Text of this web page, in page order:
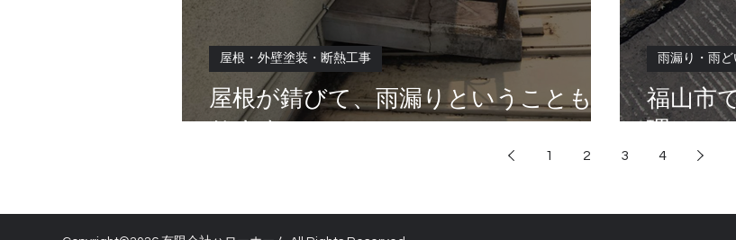
屋根が錆びて、雨漏りということもあ
ります
屋根・外壁塗装・断熱工事
福山市
理はハ
雨漏り・雨ど
1 2 3 4